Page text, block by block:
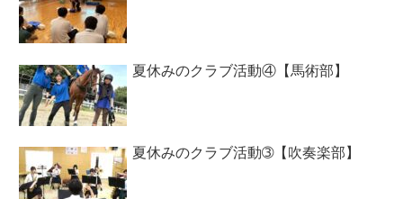
夏休みのクラブ活動④【馬術部】
夏休みのクラブ活動➂【吹奏楽部】